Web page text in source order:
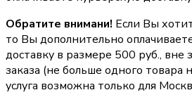
Обратите внимани! Если Вы
то Вы дополнительно
доставку в размере 500 руб., вне
заказа (не больше одного товара
услуга возможна только для